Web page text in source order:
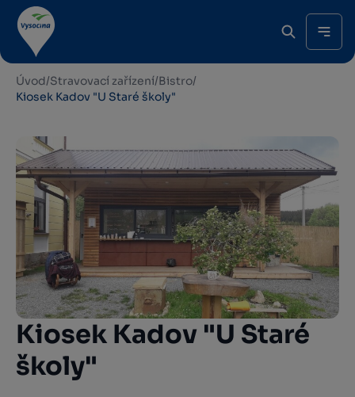
Úvod/Stravovací zařízení/Bistro/
Kiosek Kadov "U Staré školy"
Kiosek Kadov "U Staré
školy"